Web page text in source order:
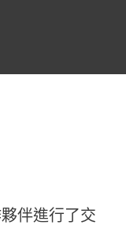
伴進行了交